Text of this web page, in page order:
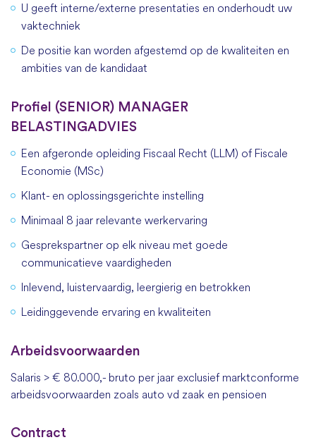
U geeft interne/externe presentaties en onderhoudt uw
vaktechniek
De positie kan worden afgestemd op de kwaliteiten en
ambities van de kandidaat
Profiel (SENIOR) MANAGER
BELASTINGADVIES
Een afgeronde opleiding Fiscaal Recht (LLM) of Fiscale
Economie (MSc)
Klant- en oplossingsgerichte instelling
Minimaal 8 jaar relevante werkervaring
Gesprekspartner op elk niveau met goede
communicatieve vaardigheden
Inlevend, luistervaardig, leergierig en betrokken
Leidinggevende ervaring en kwaliteiten
Arbeidsvoorwaarden
Salaris > € 80.000,- bruto per jaar exclusief marktconforme
arbeidsvoorwaarden zoals auto vd zaak en pensioen
Contract